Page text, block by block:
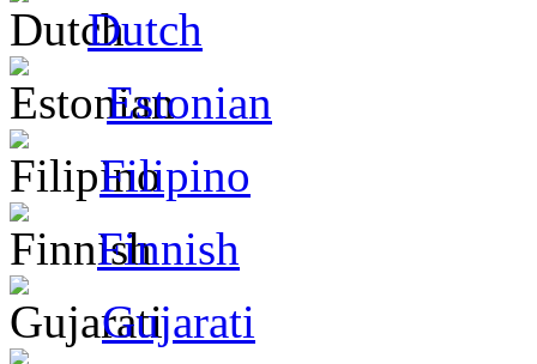
Dutch
Estonian
Filipino
Finnish
Gujarati